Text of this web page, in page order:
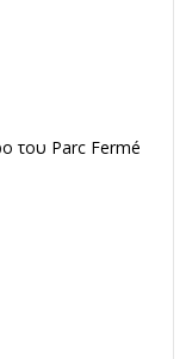
του Parc Fermé